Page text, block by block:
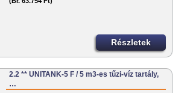
Részletek
2.2 ** UNITANK-5 F / 5 m3-es tűzi-víz tartály,
…